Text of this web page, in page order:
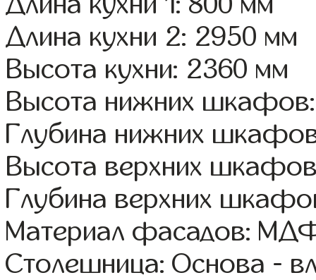
Длина кухни 2: 2950 мм
Высота кухни: 2360 мм
Высота нижних
Глубина нижних
Высота верхних
Глубина верхних
Материал фасадов:
Столешница: Основа -